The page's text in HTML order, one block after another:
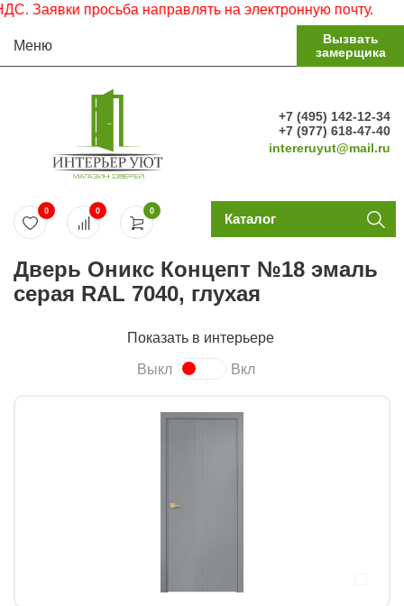
просьба направлять на электронную почту.
Меню
Вызвать
замерщика
+7 (495) 142-12-34
+7 (977) 618-47-40
intereruyut@mail.ru
0
0 0 Каталог
Дверь Оникс Концепт №18 эмаль
серая RAL 7040, глухая
Показать в интерьере
Выкл Вкл